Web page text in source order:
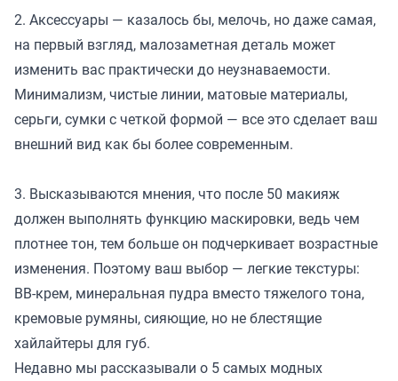
2. Аксессуары — казалось бы, мелочь, но даже самая,
на первый взгляд, малозаметная деталь может
изменить вас практически до неузнаваемости.
Минимализм, чистые линии, матовые материалы,
серьги, сумки с четкой формой — все это сделает ваш
внешний вид как бы более современным.
3. Высказываются мнения, что после 50 макияж
должен выполнять функцию маскировки, ведь чем
плотнее тон, тем больше он подчеркивает возрастные
изменения. Поэтому ваш выбор — легкие текстуры:
BB-крем, минеральная пудра вместо тяжелого тона,
кремовые румяны, сияющие, но не блестящие
хайлайтеры для губ.
Недавно мы рассказывали о 5 самых модных